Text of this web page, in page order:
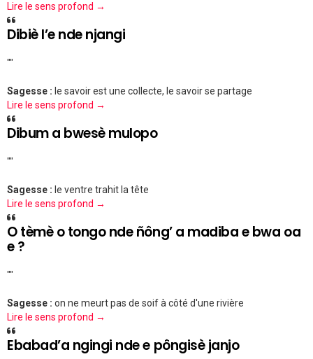
Lire le sens profond →
Dibiè l’e nde njangi
""
Sagesse : le savoir est une collecte, le savoir se partage
Lire le sens profond →
Dibum a bwesè mulopo
""
Sagesse : le ventre trahit la tête
Lire le sens profond →
O tèmè o tongo nde ñông’ a madiba e bwa oa
e ?
""
Sagesse : on ne meurt pas de soif à côté d'une rivière
Lire le sens profond →
Ebabad’a ngingi nde e pôngisè janjo